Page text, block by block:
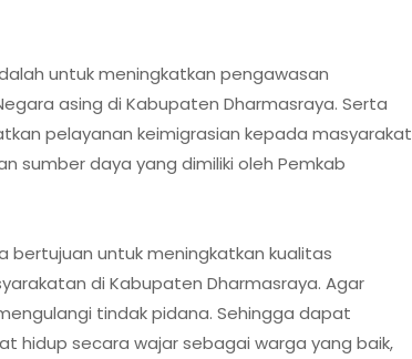
untuk meningkatkan pengawasan
asing di Kabupaten Dharmasraya. Serta
pelayanan keimigrasian kepada masyarakat
sumber daya yang dimiliki oleh Pemkab
bertujuan untuk meningkatkan kualitas
di Kabupaten Dharmasraya. Agar
tindak pidana. Sehingga dapat
hidup secara wajar sebagai warga yang baik,